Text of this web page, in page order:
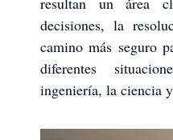
decisiones, la
camino más seguro
diferentes
ingeniería, la ciencia